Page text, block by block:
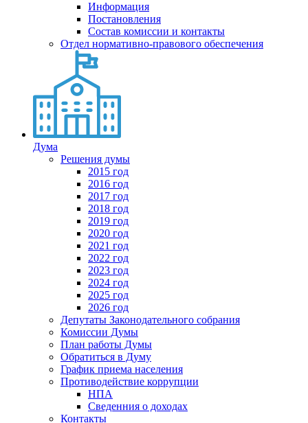
Информация
Постановления
Состав комиссии и контакты
Отдел нормативно-правового обеспечения
Дума
Решения думы
2015 год
2016 год
2017 год
2018 год
2019 год
2020 год
2021 год
2022 год
2023 год
2024 год
2025 год
2026 год
Депутаты Законодательного собрания
Комиссии Думы
План работы Думы
Обратиться в Думу
График приема населения
Противодействие коррупции
НПА
Сведенния о доходах
Контакты